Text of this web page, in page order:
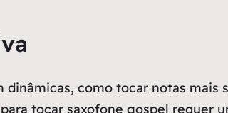
como tocar notas mais
tocar saxofone gospel requer